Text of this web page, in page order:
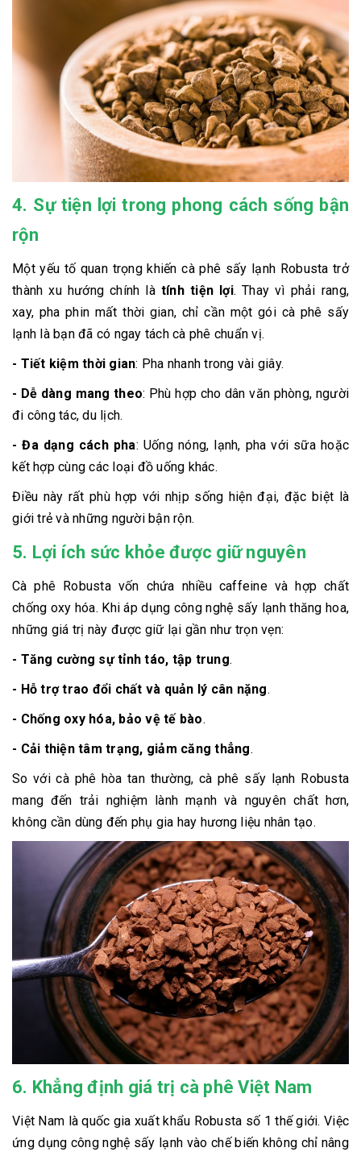
4. Sự tiện lợi trong phong cách sống bận
rộn
Một yếu tố quan trọng khiến cà phê sấy lạnh Robusta trở
thành xu hướng chính là tính tiện lợi. Thay vì phải rang,
xay, pha phin mất thời gian, chỉ cần một gói cà phê sấy
lạnh là bạn đã có ngay tách cà phê chuẩn vị.
- Tiết kiệm thời gian: Pha nhanh trong vài giây.
- Dễ dàng mang theo: Phù hợp cho dân văn phòng, người
đi công tác, du lịch.
- Đa dạng cách pha: Uống nóng, lạnh, pha với sữa hoặc
kết hợp cùng các loại đồ uống khác.
Điều này rất phù hợp với nhịp sống hiện đại, đặc biệt là
giới trẻ và những người bận rộn.
5. Lợi ích sức khỏe được giữ nguyên
Cà phê Robusta vốn chứa nhiều caffeine và hợp chất
chống oxy hóa. Khi áp dụng công nghệ sấy lạnh thăng hoa,
những giá trị này được giữ lại gần như trọn vẹn:
- Tăng cường sự tỉnh táo, tập trung.
- Hỗ trợ trao đổi chất và quản lý cân nặng.
- Chống oxy hóa, bảo vệ tế bào.
- Cải thiện tâm trạng, giảm căng thẳng.
So với cà phê hòa tan thường, cà phê sấy lạnh Robusta
mang đến trải nghiệm lành mạnh và nguyên chất hơn,
không cần dùng đến phụ gia hay hương liệu nhân tạo.
6. Khẳng định giá trị cà phê Việt Nam
Việt Nam là quốc gia xuất khẩu Robusta số 1 thế giới. Việc
ứng dụng công nghệ sấy lạnh vào chế biến không chỉ nâng